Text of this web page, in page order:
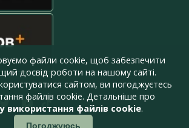
файли cookie, щоб забезпечити
досвід роботи на нашому сайті.
сайтом, ви погоджуєтесь
файлів cookie. Детальніше про
використання файлів cookie.
Погоджуюсь